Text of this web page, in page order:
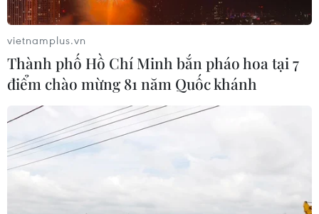
Arm Holdings Ltd muốn chào mức giá
IPO 47-51 USD mỗi cổ phiếu
03/09/2023 04:33
vietnamplus.vn
Thành phố Hồ Chí Minh bắn pháo hoa tại 7
điểm chào mừng 81 năm Quốc khánh